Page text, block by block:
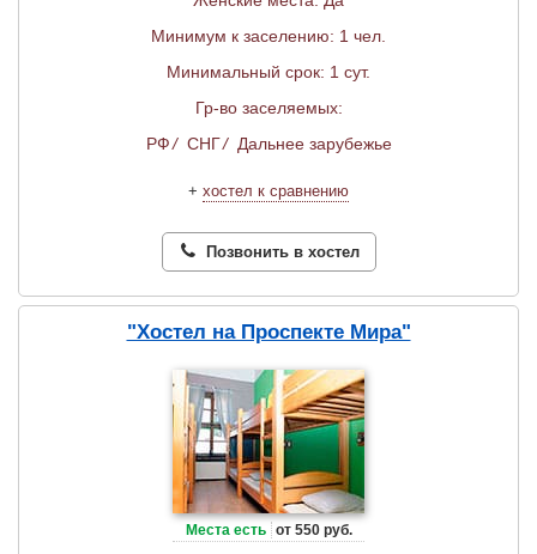
Минимум к заселению: 1 чел.
Минимальный срок: 1 сут.
Гр-во заселяемых:
РФ/ СНГ/ Дальнее зарубежье
+ хостел к сравнению
Позвонить в хостел
"Хостел на Проспекте Мира"
Места есть от 550 руб.